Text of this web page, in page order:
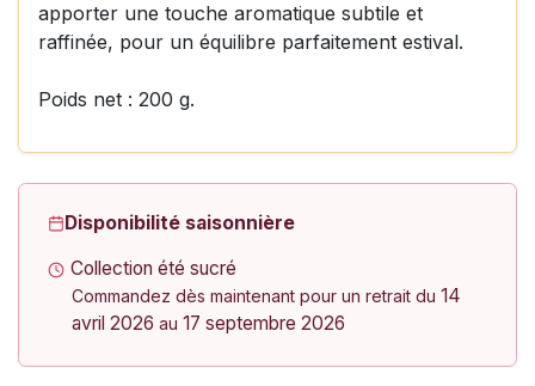
apporter une touche aromatique subtile et
raffinée, pour un équilibre parfaitement estival.
Poids net : 200 g.
Disponibilité saisonnière
Collection été sucré
Commandez dès maintenant pour un retrait du 14
avril 2026 au 17 septembre 2026